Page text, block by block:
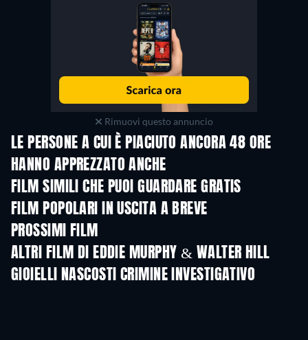
Rimuovi questo annuncio
LE PERSONE A CUI È PIACIUTO ANCORA 48 ORE
HANNO APPREZZATO ANCHE
FILM SIMILI CHE PUOI GUARDARE GRATIS
FILM POPOLARI IN USCITA A BREVE
PROSSIMI FILM
ALTRI FILM DI EDDIE MURPHY & WALTER HILL
GIOIELLI NASCOSTI CRIMINE INVESTIGATIVO
TV TV